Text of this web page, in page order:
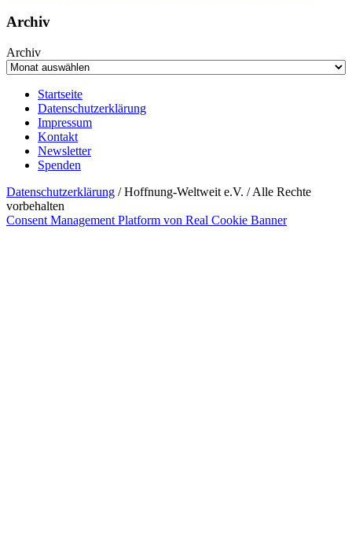
Archiv
Archiv
Startseite
Datenschutzerklärung
Impressum
Kontakt
Newsletter
Spenden
Datenschutzerklärung / Hoffnung-Weltweit e.V. / Alle Rechte
vorbehalten
Consent Management Platform von Real Cookie Banner